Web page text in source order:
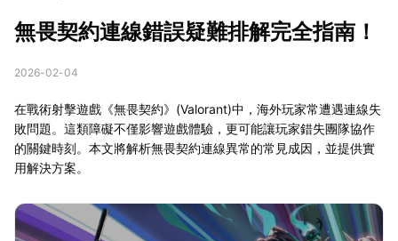
無畏契約連線錯誤疑難排解完全指南！
2026-02-04
在戰術射擊遊戲《無畏契約》(Valorant)中，海外玩家常遭遇連線失
敗問題。這類障礙不僅影響遊戲體驗，更可能讓玩家錯失團隊協作
的關鍵時刻。本文將解析無畏契約連線異常的常見成因，並提供實
用解決方案。